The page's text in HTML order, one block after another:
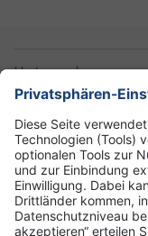
Unternehmen
Informationen
Standorte